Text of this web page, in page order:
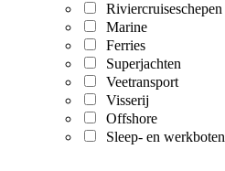
Riviercruiseschepen
Marine
Ferries
Superjachten
Veetransport
Visserij
Offshore
Sleep- en werkboten